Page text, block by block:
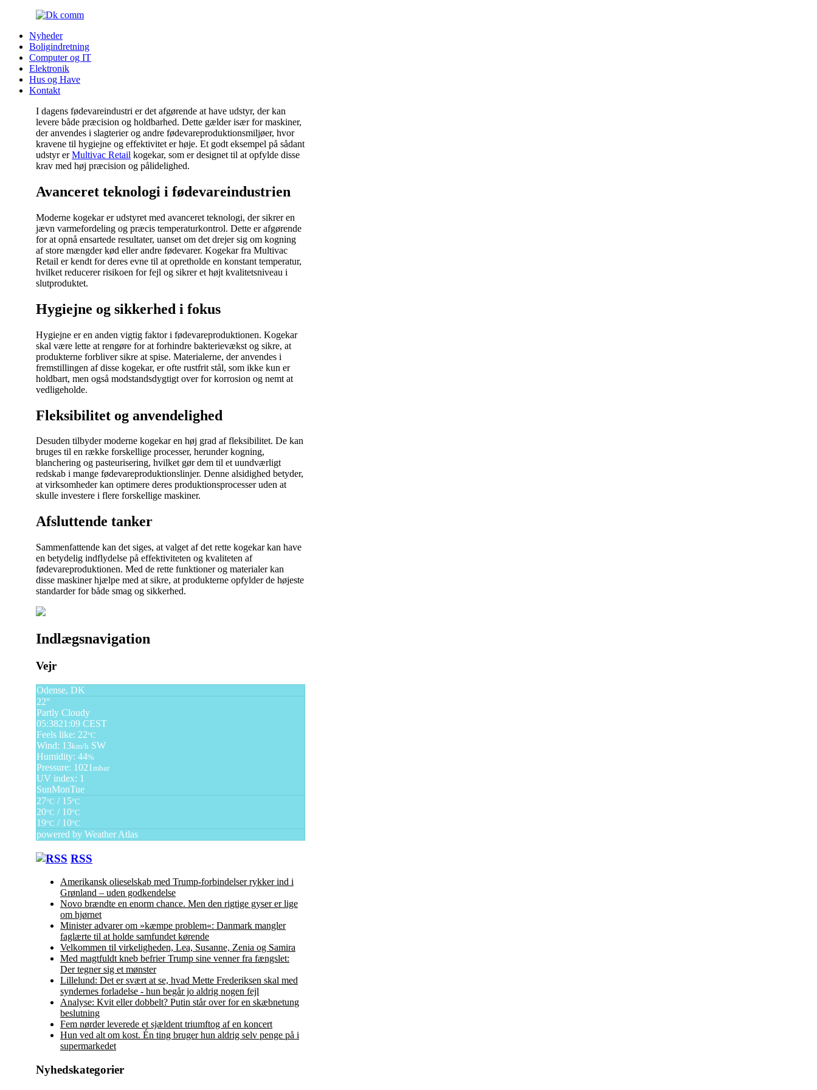
Nyheder
Boligindretning
Computer og IT
Elektronik
Hus og Have
Kontakt
I dagens fødevareindustri er det afgørende at have udstyr, der kan
levere både præcision og holdbarhed. Dette gælder især for maskiner,
der anvendes i slagterier og andre fødevareproduktionsmiljøer, hvor
kravene til hygiejne og effektivitet er høje. Et godt eksempel på sådant
udstyr erMultivac Retail kogekar, som er designet til at opfylde disse
krav med høj præcision og pålidelighed.
Avanceret teknologi i fødevareindustrien
Moderne kogekar er udstyret med avanceret teknologi, der sikrer en
jævn varmefordeling og præcis temperaturkontrol. Dette er afgørende
for at opnå ensartede resultater, uanset om det drejer sig om kogning
af store mængder kød eller andre fødevarer. Kogekar fra Multivac
Retail er kendt for deres evne til at opretholde en konstant temperatur,
hvilket reducerer risikoen for fejl og sikrer et højt kvalitetsniveau i
slutproduktet.
Hygiejne og sikkerhed i fokus
Hygiejne er en anden vigtig faktor i fødevareproduktionen. Kogekar
skal være lette at rengøre for at forhindre bakterievækst og sikre, at
produkterne forbliver sikre at spise. Materialerne, der anvendes i
fremstillingen af disse kogekar, er ofte rustfrit stål, som ikke kun er
holdbart, men også modstandsdygtigt over for korrosion og nemt at
vedligeholde.
Fleksibilitet og anvendelighed
Desuden tilbyder moderne kogekar en høj grad af fleksibilitet. De kan
bruges til en række forskellige processer, herunder kogning,
blanchering og pasteurisering, hvilket gør dem til et uundværligt
redskab i mange fødevareproduktionslinjer. Denne alsidighed betyder,
at virksomheder kan optimere deres produktionsprocesser uden at
skulle investere i flere forskellige maskiner.
Afsluttende tanker
Sammenfattende kan det siges, at valget af det rette kogekar kan have
en betydelig indflydelse på effektiviteten og kvaliteten af
fødevareproduktionen. Med de rette funktioner og materialer kan
disse maskiner hjælpe med at sikre, at produkterne opfylder de højeste
standarder for både smag og sikkerhed.
Indlægsnavigation
Vejr
Odense, DK
22°
Partly Cloudy
05:3821:09 CEST
Feels like: 22°C
Wind: 13km/h SW
Humidity: 44%
Pressure: 1021 mbar
UV index: 1
SunMonTue
27°C / 15°C
20°C / 10°C
19°C / 10°C
powered by Weather Atlas
RSS
Amerikansk olieselskab med Trump-forbindelser rykker ind i
Grønland – uden godkendelse
Novo brændte en enorm chance. Men den rigtige gyser er lige
om hjørnet
Minister advarer om »kæmpe problem«: Danmark mangler
faglærte til at holde samfundet kørende
Velkommen til virkeligheden, Lea, Susanne, Zenia og Samira
Med magtfuldt kneb befrier Trump sine venner fra fængslet:
Der tegner sig et mønster
Lillelund: Det er svært at se, hvad Mette Frederiksen skal med
syndernes forladelse - hun begår jo aldrig nogen fejl
Analyse: Kvit eller dobbelt? Putin står over for en skæbnetung
beslutning
Fem nørder leverede et sjældent triumftog af en koncert
Hun ved alt om kost. Én ting bruger hun aldrig selv penge på i
supermarkedet
Nyhedskategorier